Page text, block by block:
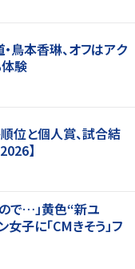
鳥本香琳、オフはアク
験
と個人賞、試合結
】
で…」黄色“新ユ
子に「CMきそう」フ